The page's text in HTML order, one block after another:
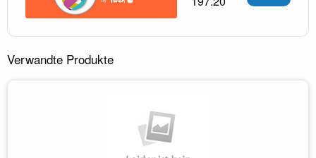
Verwandte Produkte